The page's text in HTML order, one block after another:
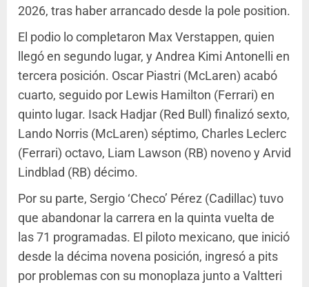
2026, tras haber arrancado desde la pole position.
El podio lo completaron Max Verstappen, quien
llegó en segundo lugar, y Andrea Kimi Antonelli en
tercera posición. Oscar Piastri (McLaren) acabó
cuarto, seguido por Lewis Hamilton (Ferrari) en
quinto lugar. Isack Hadjar (Red Bull) finalizó sexto,
Lando Norris (McLaren) séptimo, Charles Leclerc
(Ferrari) octavo, Liam Lawson (RB) noveno y Arvid
Lindblad (RB) décimo.
Por su parte, Sergio ‘Checo’ Pérez (Cadillac) tuvo
que abandonar la carrera en la quinta vuelta de
las 71 programadas. El piloto mexicano, que inició
desde la décima novena posición, ingresó a pits
por problemas con su monoplaza junto a Valtteri